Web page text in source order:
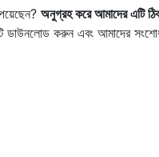
অনুগ্রহ করে আমাদের এটি
ডাউনলোড করুন এবং আমাদের